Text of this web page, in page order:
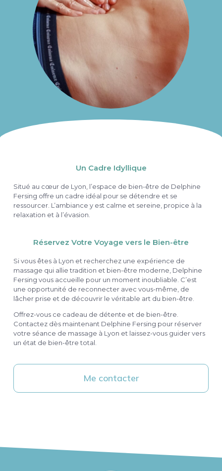
Un Cadre Idyllique
Situé au cœur de Lyon, l’espace de bien-être de Delphine
Fersing offre un cadre idéal pour se détendre et se
ressourcer. L’ambiance y est calme et sereine, propice à la
relaxation et à l’évasion.
Réservez Votre Voyage vers le Bien-être
Si vous êtes à Lyon et recherchez une expérience de
massage qui allie tradition et bien-être moderne, Delphine
Fersing vous accueille pour un moment inoubliable. C’est
une opportunité de reconnecter avec vous-même, de
lâcher prise et de découvrir le véritable art du bien-être.
Offrez-vous ce cadeau de détente et de bien-être.
Contactez dès maintenant Delphine Fersing pour réserver
votre séance de massage à Lyon et laissez-vous guider vers
un état de bien-être total.
Me contacter